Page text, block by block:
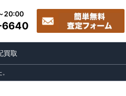
20:00
買取